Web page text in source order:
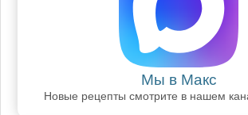
Мы в Макс
Новые рецепты смотрите в нашем